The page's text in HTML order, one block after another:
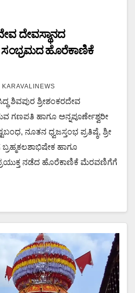
ದೇವಸ್ಥಾನದ
ಸಂಭ್ರಮದ ಹೊರೆಕಾಣಿಕೆ
KARAVALINEWS
ಶಿವಪುರ ಶ್ರೀಶಂಕರದೇವ
ಗಣಪತಿ ಹಾಗೂ ಅನ್ನಪೂರ್ಣೇಶ್ವರೀ
ನೂತನ ಧ್ವಜಸ್ತಂಭ ಪ್ರತಿಷ್ಠೆ, ಶ್ರೀ
ಹಾಗೂ
ನಡೆದ ಹೊರೆಕಾಣಿಕೆ ಮೆರವಣಿಗೆಗೆ